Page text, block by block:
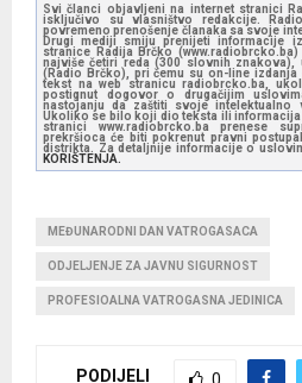
Svi članci objavljeni na internet stranici
isključivo su vlasništvo redakcije.
povremeno prenošenje članaka sa svoje
Drugi mediji smiju prenijeti informacije
stranice Radija Brčko
najviše četiri reda (300 slovnih znakova),
(Radio Brčko), pri čemu su on-line
tekst na web stranicu radiobrcko.ba,
postignut dogovor o drugačijim
nastojanju da zaštiti svoje intelektualno
Ukoliko se bilo koji dio teksta ili
stranici www.radiobrcko.ba prenese
prekršioca će biti pokrenut pravni
distrikta. Za detaljnije informacije o
KORIŠTENJA.
MEĐUNARODNI DAN VATROGASACA
ODJELJENJE ZA JAVNU SIGURNOST
PROFESIOALNA VATROGASNA JEDINICA
PODIJELI 0